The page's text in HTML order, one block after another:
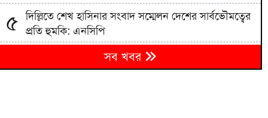
৫ দিল্লিতে শেখ হাসিনার সংবাদ সম্মেলন দেশের সার্বভৌমত্বের
প্রতি হুমকি: এনসিপি
৬
বিএনপিতে রাষ্ট্রপতি নির্বাচন ঘিরে নানা সমীকরণ, সিদ্ধান্ত
নেবেন তারেক রহমান
সব খবর